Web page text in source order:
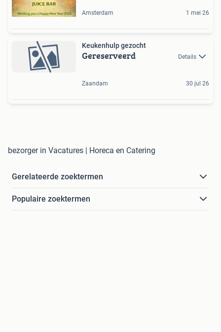
Amsterdam 1 mei 26
Keukenhulp gezocht
Gereserveerd Details
Zaandam 30 jul 26
bezorger in Vacatures | Horeca en Catering
Gerelateerde zoektermen
Populaire zoektermen